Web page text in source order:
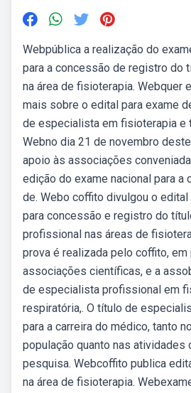
Webpública a realização do
para a concessão de registro do
na área de fisioterapia. Webquer
mais sobre o edital para exame
de especialista em fisioterapia e
Webno dia 21 de novembro
apoio às associações
edição do exame nacional para a
de. Webo coffito divulgou o
para concessão e registro do
profissional nas áreas de
prova é realizada pelo coffito, em
associações científicas, e a
de especialista profissional em
respiratória,. O título de
para a carreira do médico, tanto
população quanto nas atividades
pesquisa. Webcoffito publica
na área de fisioterapia.